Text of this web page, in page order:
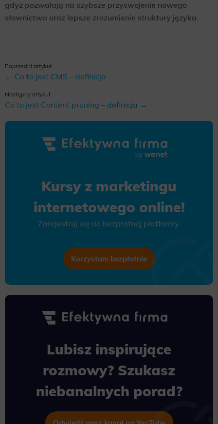
gdyż pozwalają na szybsze przyswojenie nowego
słownictwa oraz lepsze zrozumienie struktury języka.
Poprzedni artykuł
← Co to jest CMS – definicja
Następny artykuł
Co to jest Content pruning – definicja →
Kursy z marketingu
internetowego online!
Zarejestruj się do bezpłatnej platformy.
Korzystam bezpłatnie
Lubisz inspirujące
rozmowy? Szukasz
niebanalnych porad?